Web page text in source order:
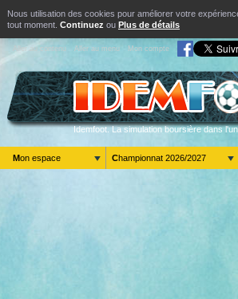
Nous utilisation des cookies pour améliorer votre
tout moment. Continuez ou Plus de détails
Aller au contenu Aller au menu Mon compte
Idemfoot. La simulation boursière dans
Mon espace Championnat 2026/2027